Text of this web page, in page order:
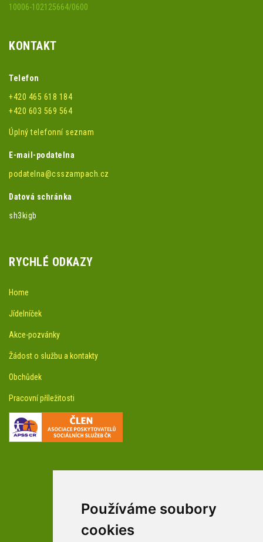
Používáme soubory
cookies
10006-102125664/0600
KONTAKT
Telefon
+420 465 618 184
+420 603 569 564
Úplný telefonní seznam
E-mail-podatelna
podatelna@csszampach.cz
Datová schránka
sh3kigb
RYCHLÉ ODKAZY
Home
Jídelníček
Akce-pozvánky
Žádost o službu a kontakty
Obchůdek
Pracovní příležitosti
facebookové profily domova a arboreta